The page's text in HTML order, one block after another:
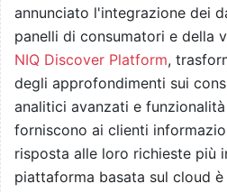
annunciato l'integrazione dei
panelli di consumatori e della
NIQ Discover Platform,
degli approfondimenti sui
analitici avanzati e
forniscono ai clienti
risposta alle loro richieste più
piattaforma basata sul cloud